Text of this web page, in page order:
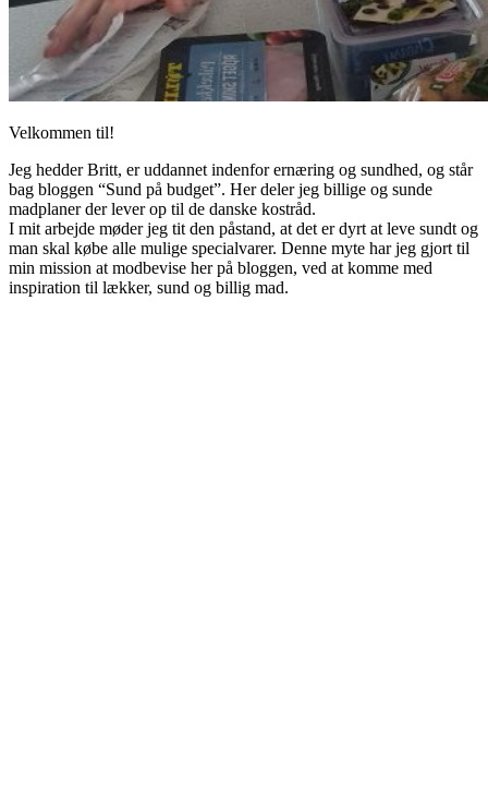
Velkommen til!
Jeg hedder Britt, er uddannet indenfor ernæring og sundhed, og står
bag bloggen “Sund på budget”. Her deler jeg billige og sunde
madplaner der lever op til de danske kostråd.
I mit arbejde møder jeg tit den påstand, at det er dyrt at leve sundt og
man skal købe alle mulige specialvarer. Denne myte har jeg gjort til
min mission at modbevise her på bloggen, ved at komme med
inspiration til lækker, sund og billig mad.